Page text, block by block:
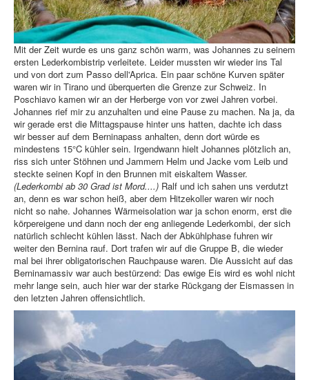
Mit der Zeit wurde es uns ganz schön warm, was Johannes zu seinem
ersten Lederkombistrip verleitete. Leider mussten wir wieder ins Tal
und von dort zum Passo dell'Aprica. Ein paar schöne Kurven später
waren wir in Tirano und überquerten die Grenze zur Schweiz. In
Poschiavo kamen wir an der Herberge von vor zwei Jahren vorbei.
Johannes rief mir zu anzuhalten und eine Pause zu machen. Na ja, da
wir gerade erst die Mittagspause hinter uns hatten, dachte ich dass
wir besser auf dem Berninapass anhalten, denn dort würde es
mindestens 15°C kühler sein. Irgendwann hielt Johannes plötzlich an,
riss sich unter Stöhnen und Jammern Helm und Jacke vom Leib und
steckte seinen Kopf in den Brunnen mit eiskaltem Wasser.
(Lederkombi ab 30 Grad ist Mord....) Ralf und ich sahen uns verdutzt
an, denn es war schon heiß, aber dem Hitzekoller waren wir noch
nicht so nahe. Johannes Wärmeisolation war ja schon enorm, erst die
körpereigene und dann noch der eng anliegende Lederkombi, der sich
natürlich schlecht kühlen lässt. Nach der Abkühlphase fuhren wir
weiter den Bernina rauf. Dort trafen wir auf die Gruppe B, die wieder
mal bei ihrer obligatorischen Rauchpause waren. Die Aussicht auf das
Berninamassiv war auch bestürzend: Das ewige Eis wird es wohl nicht
mehr lange sein, auch hier war der starke Rückgang der Eismassen in
den letzten Jahren offensichtlich.